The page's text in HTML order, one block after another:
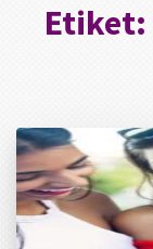
Etiket: